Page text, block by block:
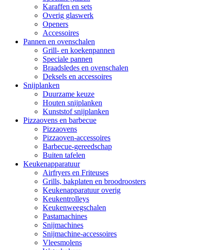
Karaffen en sets
Overig glaswerk
Openers
Accessoires
Pannen en ovenschalen
Grill- en koekenpannen
Speciale pannen
Braadsledes en ovenschalen
Deksels en accessoires
Snijplanken
Duurzame keuze
Houten snijplanken
Kunststof snijplanken
Pizzaovens en barbecue
Pizzaovens
Pizzaoven-accessoires
Barbecue-gereedschap
Buiten tafelen
Keukenapparatuur
Airfryers en Friteuses
Grills, bakplaten en broodroosters
Keukenapparatuur overig
Keukentrolleys
Keukenweegschalen
Pastamachines
Snijmachines
Snijmachine-accessoires
Vleesmolens